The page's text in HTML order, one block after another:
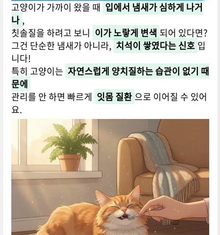
고양이가 가까이 왔을 때 입에서 냄새가 심하게 나거
나 ,
칫솔질을 하려고 보니 이가 노랗게 변색 되어 있다면?
그건 단순한 냄새가 아니라, 치석이 쌓였다는 신호 입
니다!
특히 고양이는 자연스럽게 양치질하는 습관이 없기 때
문에
관리를 안 하면 빠르게 잇몸 질환 으로 이어질 수 있어
요.